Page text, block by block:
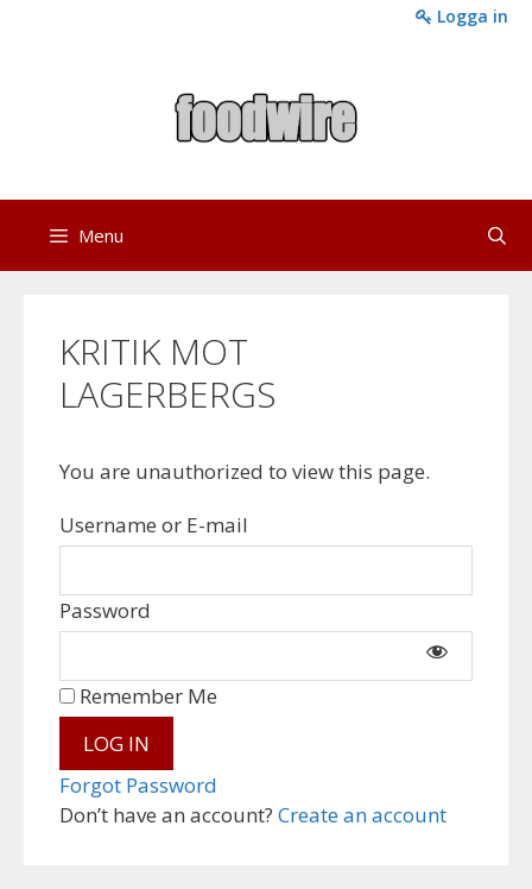
Logga in
Menu
KRITIK MOT
LAGERBERGS
You are unauthorized to view this page.
Username or E-mail
Password
Don’t have an account? Create an account
Remember Me
Forgot Password